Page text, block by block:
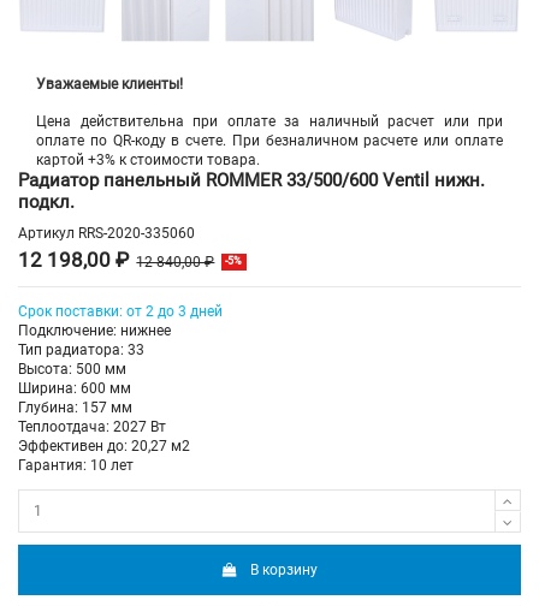
Уважаемые клиенты!
Цена действительна при оплате за наличный расчет или при
оплате по QR-коду в счете. При безналичном расчете или оплате
картой +3% к стоимости товара.
Радиатор панельный ROMMER 33/500/600 Ventil нижн.
подкл.
Артикул RRS-2020-335060
12 198,00 ₽ 12 840,00 ₽ -5%
Срок поставки: от 2 до 3 дней
Подключение: нижнее
Тип радиатора: 33
Высота: 500 мм
Ширина: 600 мм
Глубина: 157 мм
Теплоотдача: 2027 Вт
Эффективен до: 20,27 м2
Гарантия: 10 лет
В корзину